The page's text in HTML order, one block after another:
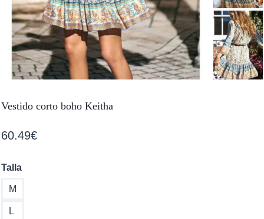
Vestido corto boho Keitha
60.49€
Talla
M
L